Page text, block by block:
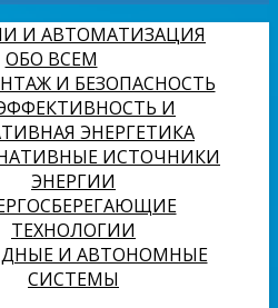
И АВТОМАТИЗАЦИЯ
ОБО ВСЕМ
И БЕЗОПАСНОСТЬ
И
ЭНЕРГЕТИКА
ИСТОЧНИКИ
ЭНЕРГИИ
ТЕХНОЛОГИИ
И АВТОНОМНЫЕ
СИСТЕМЫ